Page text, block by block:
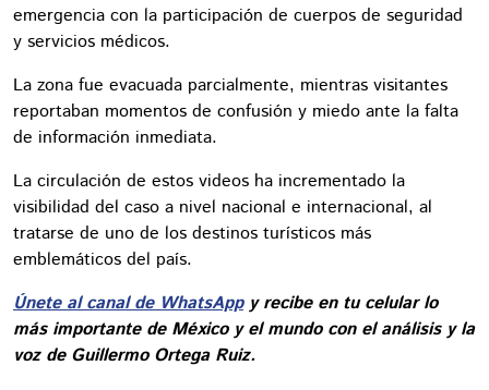
emergencia con la participación de cuerpos de seguridad
y servicios médicos.
La zona fue evacuada parcialmente, mientras visitantes
reportaban momentos de confusión y miedo ante la falta
de información inmediata.
La circulación de estos videos ha incrementado la
visibilidad del caso a nivel nacional e internacional, al
tratarse de uno de los destinos turísticos más
emblemáticos del país.
Únete al canal de WhatsAppy recibe en tu celular lo
más importante de México y el mundo con el análisis y la
voz de Guillermo Ortega Ruiz.